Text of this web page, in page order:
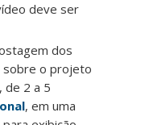
deve ser
dos
sobre o projeto
de 2 a 5
, em uma